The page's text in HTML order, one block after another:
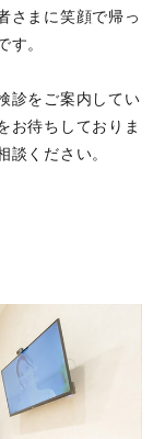
さまに笑顔で帰っ
す。
診をご案内してい
お待ちしておりま
談ください。